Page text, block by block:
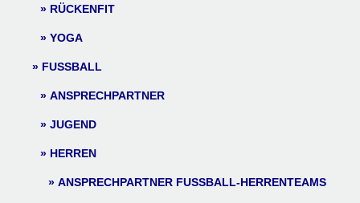
RÜCKENFIT
YOGA
FUSSBALL
ANSPRECHPARTNER
JUGEND
HERREN
ANSPRECHPARTNER FUSSBALL-HERRENTEAMS